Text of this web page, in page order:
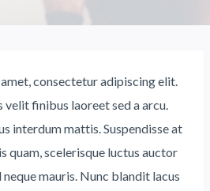
consectetur adipiscing elit.
velit finibus laoreet sed a arcu.
interdum mattis. Suspendisse at
quam, scelerisque luctus auctor
neque mauris. Nunc blandit lacus